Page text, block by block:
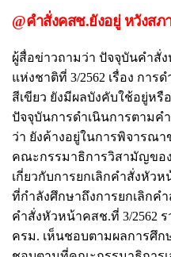
@คำสั่งคสช.ยังอยู่ หวังสภ
ผู้สื่อข่าวถามว่า ปัจจุบันคําสั่
แห่งชาติที่ 3/2562 เรื่อง การ
สีเขียว ยังมีผลบังคับใช้อยู่ห
ปัจจุบันการดำเนินการตามค
ว่า ยังค้างอยู่ในการพิจารณ
คณะกรรมาธิการวิสามัญขอ
เกี่ยวกับการยกเลิกคำสั่งหัว
ที่กำลังศึกษาถึงการยกเลิกค
คำสั่งหัวหน้าคสช.ที่ 3/2562
ครม. เห็นชอบตามผลการศึก